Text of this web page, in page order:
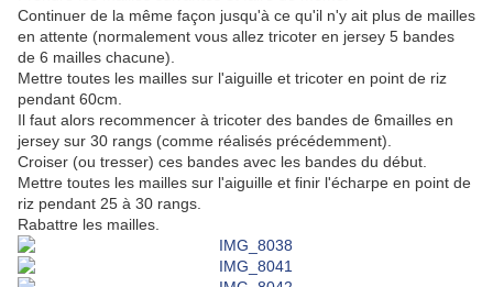
Continuer de la même façon jusqu'à ce qu'il n'y ait plus de mailles
en attente (normalement vous allez tricoter en jersey 5 bandes
de 6 mailles chacune).
Mettre toutes les mailles sur l'aiguille et tricoter en point de riz
pendant 60cm.
Il faut alors recommencer à tricoter des bandes de 6mailles en
jersey sur 30 rangs (comme réalisés précédemment).
Croiser (ou tresser) ces bandes avec les bandes du début.
Mettre toutes les mailles sur l'aiguille et finir l'écharpe en point de
riz pendant 25 à 30 rangs.
Rabattre les mailles.